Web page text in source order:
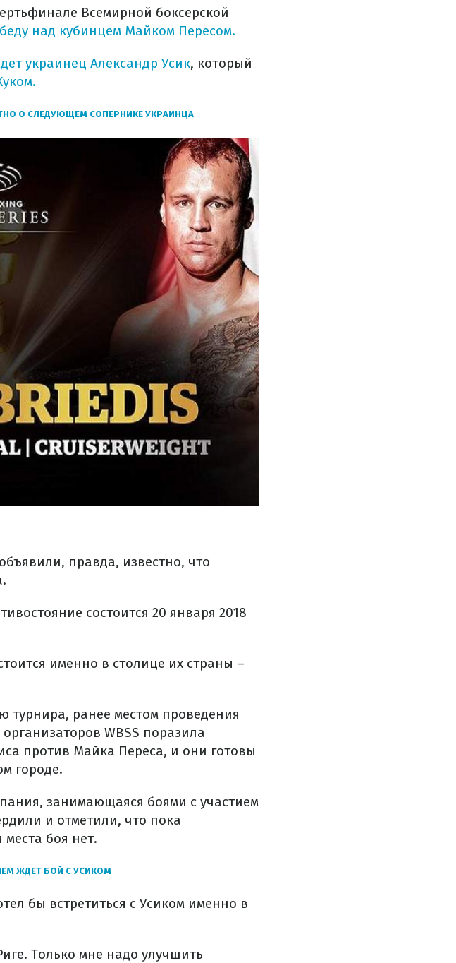
Всемирной боксерской
над кубинцем Майком Пересом.
украинец Александр Усик, который
О СЛЕДУЮЩЕМ СОПЕРНИКЕ УКРАИНЦА
правда, известно, что
состоится 20 января 2018
именно в столице их страны –
турнира, ранее местом проведения
WBSS поразила
против Майка Переса, и они готовы
городе.
занимающаяся боями с участием
и отметили, что пока
боя нет.
ЖДЕТ БОЙ С УСИКОМ
бы встретиться с Усиком именно в
Только мне надо улучшить